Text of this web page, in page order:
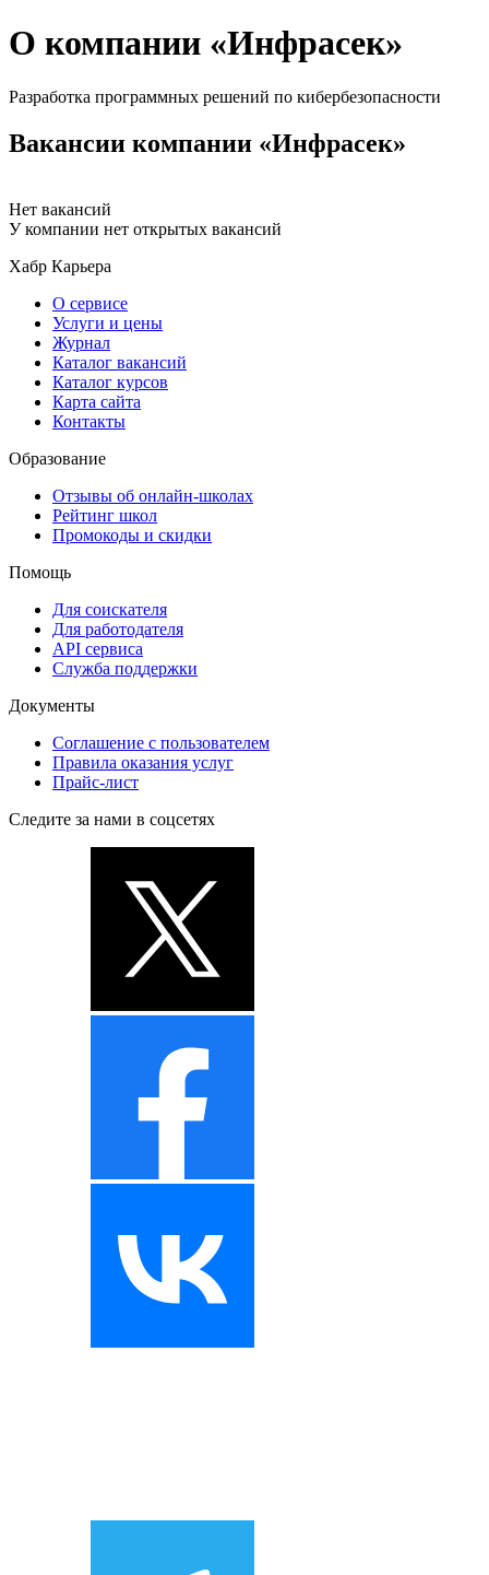
О компании «Инфрасек»
Разработка программных решений по кибербезопасности
Вакансии компании «Инфрасек»
Нет вакансий
У компании нет открытых вакансий
Хабр Карьера
О сервисе
Услуги и цены
Журнал
Каталог вакансий
Каталог курсов
Карта сайта
Контакты
Образование
Отзывы об онлайн-школах
Рейтинг школ
Промокоды и скидки
Помощь
Для соискателя
Для работодателя
API сервиса
Служба поддержки
Документы
Соглашение с пользователем
Правила оказания услуг
Прайс-лист
Следите за нами в соцсетях